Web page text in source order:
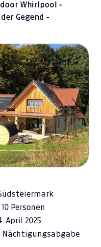
Whirlpool -
Gegend -
Next
Südsteiermark
Personen
April 2025
Nächtigungsabgabe